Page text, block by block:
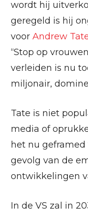
wordt hij
geregeld is hij
voorAndrew
“Stop op
verleiden is nu
miljonair,
Tate is niet
media of
het nu geframed
gevolg van de
ontwikkelingen
In de VS zal in